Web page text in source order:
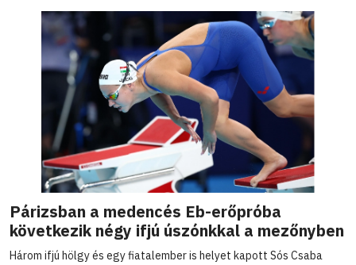
Párizsban a medencés Eb-erőpróba
következik négy ifjú úszónkkal a mezőnyben
Három ifjú hölgy és egy fiatalember is helyet kapott Sós Csaba